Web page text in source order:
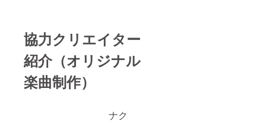
協力クリエイター
紹介（オリジナル
楽曲制作）
ナク